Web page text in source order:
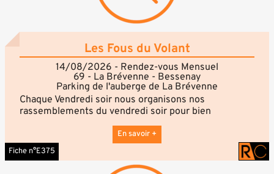
Les Fous du Volant
14/08/2026 - Rendez-vous Mensuel
69 - La Brévenne - Bessenay
Parking de l'auberge de La Brévenne
Chaque Vendredi soir nous organisons nos
rassemblements du vendredi soir pour bien
commencer son week-end.
Ils se déroulent sur le parking des arrêts de bus
(c'est aussi le parking de l'auberge de la Brevenne).
Le parking est situé en face de l'auto école de la
En savoir +
Fiche n°E375